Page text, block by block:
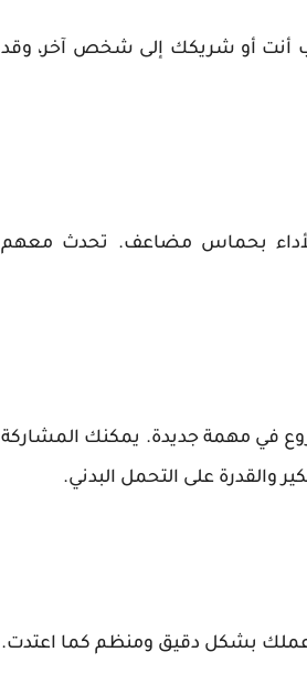
أنت أو شريكك إلى شخص آخر، وقد
بحماس مضاعف. تحدث معهم
في مهمة جديدة. يمكنك المشاركة
والقدرة على التحمل البدني.
عملك بشكل دقيق ومنظم كما اعتدت.